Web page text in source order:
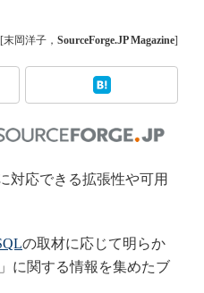
[末岡洋子， SourceForge.JP Magazine]
対応できる拡張性や可用
の取材に応じて明らか
に関する情報を集めたブ